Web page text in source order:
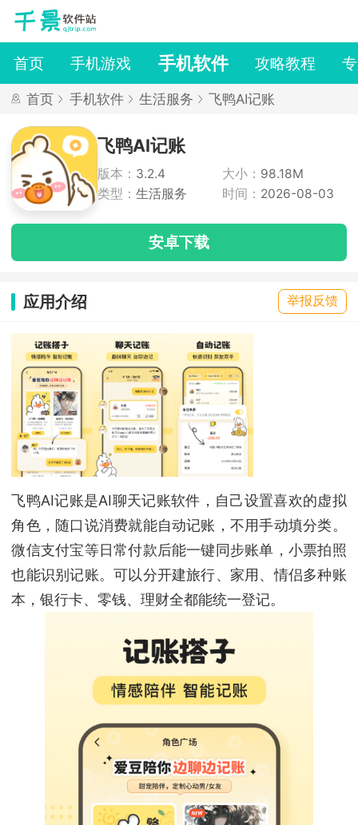
首页 手机游戏 手机软件 攻略教程
首页 手机软件 生活服务 飞鸭AI记账
飞鸭AI记账
版本： 3.2.4 大小： 98.18M
类型： 生活服务 时间： 2026-08-03
安卓下载
应用介绍 举报反馈
飞鸭AI记账是AI聊天记账软件，自己设置喜欢的虚拟
角色，随口说消费就能自动记账，不用手动填分类。
微信支付宝等日常付款后能一键同步账单，小票拍照
也能识别记账。可以分开建旅行、家用、情侣多种账
本，银行卡、零钱、理财全都能统一登记。